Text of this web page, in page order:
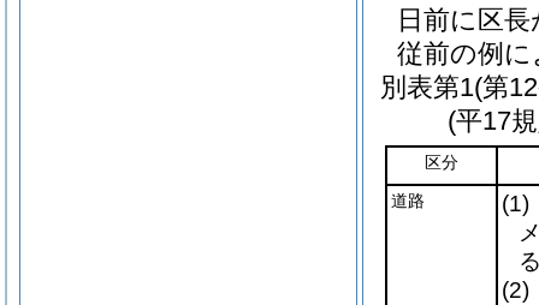
日前に区
従前の例
別表第1(第
(平17
区分
道路
(1)
(2)